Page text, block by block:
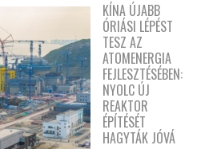
KÍNA ÚJABB
ÓRIÁSI LÉPÉST
TESZ AZ
ATOMENERGIA
FEJLESZTÉSÉBEN:
NYOLC ÚJ
REAKTOR
ÉPÍTÉSÉT
HAGYTÁK JÓVÁ